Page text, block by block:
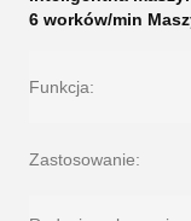
6 worków/min
Funkcja:
Zastosowanie: